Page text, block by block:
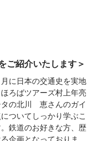
ご紹介いたします＞
に日本の交通史を実地
ろばツアーズ村上年亮
タの北川 恵さんのガイ
ついてしっかり学ぶこ
鉄道のお好きな方、歴
企画となっておりま